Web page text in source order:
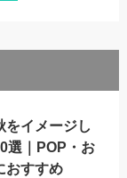
をイメージし
選｜POP・お
おすすめ